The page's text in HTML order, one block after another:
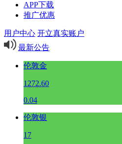
APP下载
推广优惠
用户中心 开立真实账户
最新公告
伦敦金
1272.60
0.04
伦敦银
17